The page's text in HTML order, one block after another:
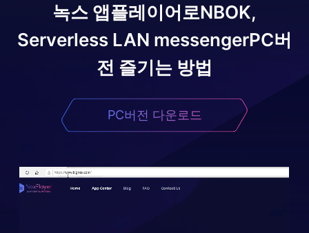
녹스 앱플레이어로NBOK,
Serverless LAN messengerPC버
전 즐기는 방법
PC버전 다운로드